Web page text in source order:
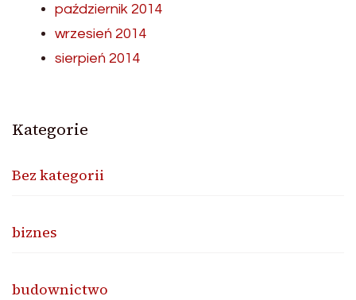
październik 2014
wrzesień 2014
sierpień 2014
Kategorie
Bez kategorii
biznes
budownictwo